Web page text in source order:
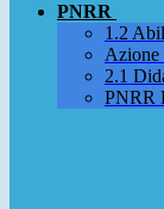
PNRR
1.2
Azione
2.1
PNRR